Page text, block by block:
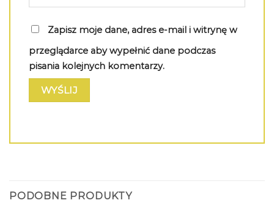
Zapisz moje dane, adres e-mail i witrynę w
przeglądarce aby wypełnić dane podczas
pisania kolejnych komentarzy.
PODOBNE PRODUKTY